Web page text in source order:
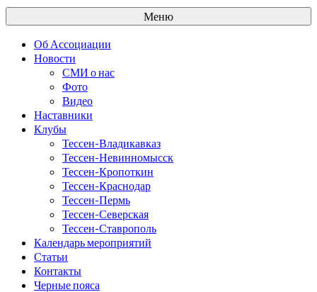
Меню
Об Ассоциации
Новости
СМИ о нас
Фото
Видео
Наставники
Клубы
Тессен-Владикавказ
Тессен-Невинномысск
Тессен-Кропоткин
Тессен-Краснодар
Тессен-Пермь
Тессен-Северская
Тессен-Ставрополь
Календарь мероприятий
Статьи
Контакты
Черные пояса